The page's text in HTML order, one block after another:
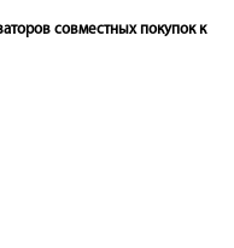
совместных покупок к